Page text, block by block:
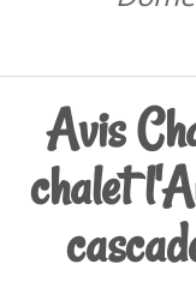
Avis
chalet